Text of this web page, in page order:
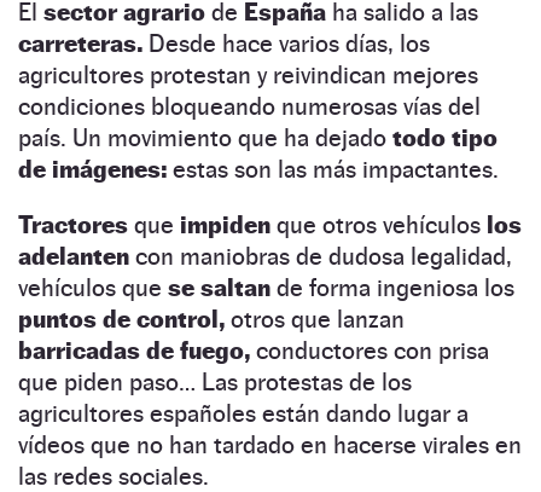
El sector agrario de España ha salido a las
carreteras. Desde hace varios días, los
agricultores protestan y reivindican mejores
condiciones bloqueando numerosas vías del
país. Un movimiento que ha dejado todo tipo
de imágenes: estas son las más impactantes.
Tractores que impiden que otros vehículos los
adelanten con maniobras de dudosa legalidad,
vehículos que se saltan de forma ingeniosa los
puntos de control, otros que lanzan
barricadas de fuego, conductores con prisa
que piden paso… Las protestas de los
agricultores españoles están dando lugar a
vídeos que no han tardado en hacerse virales en
las redes sociales.